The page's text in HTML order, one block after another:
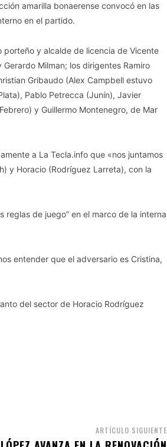
amarilla bonaerense convocó en las
en el partido.
porteño y alcalde de licencia de Vicente
Milman; los dirigentes Ramiro
Gribaudo (Alex Campbell estuvo
Pablo Petrecca (Junín), Javier
y Guillermo Montenegro, de Mar
a La Tecla.info que «nos juntamos
y Horacio (Rodríguez Larreta), con la
de juego” en el marco de la interna
entender que el adversario es Cristina,
del sector de Horacio Rodríguez
ARTÍCULO SIGUIENTE